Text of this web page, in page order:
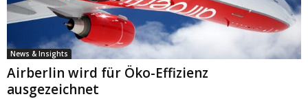
News & Insights
Airberlin wird für Öko-Effizienz
ausgezeichnet